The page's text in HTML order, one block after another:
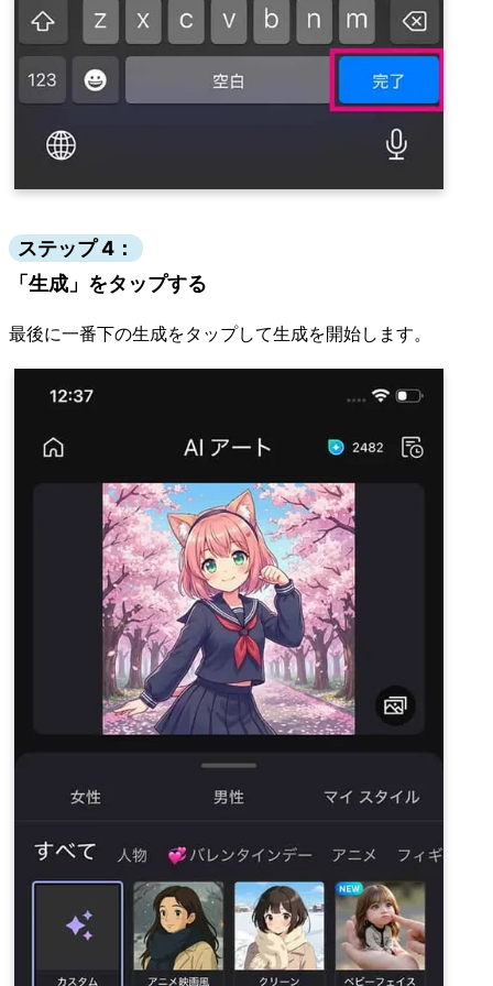
ステップ 4：
「生成」をタップする
最後に一番下の生成をタップして生成を開始します。